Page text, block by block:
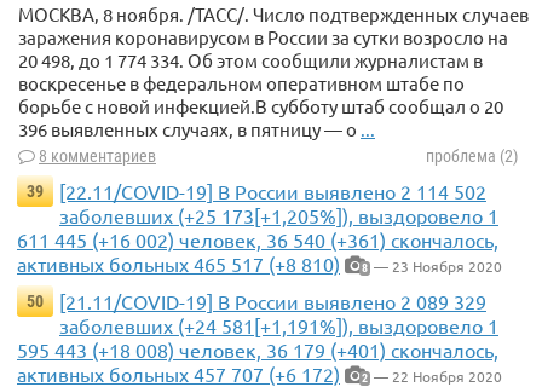
МОСКВА, 8 ноября. /ТАСС/. Число подтвержденных случаев
заражения коронавирусом в России за сутки возросло на
20 498, до 1 774 334. Об этом сообщили журналистам в
воскресенье в федеральном оперативном штабе по
борьбе с новой инфекцией.В субботу штаб сообщал о 20
396 выявленных случаях, в пятницу — о
8 комментариев
проблема (2)
39
[22.11/COVID-19] В России выявлено 2 114 502
заболевших (+25 173[+1,205%]), выздоровело 1
611 445 (+16 002) человек, 36 540 (+361) скончалось,
активных больных 465 517 (+8 810)
8 — 23 Ноября 2020
50
[21.11/COVID-19] В России выявлено 2 089 329
заболевших (+24 581[+1,191%]), выздоровело 1
595 443 (+18 008) человек, 36 179 (+401) скончалось,
активных больных 457 707 (+6 172)
2 — 22 Ноября 2020